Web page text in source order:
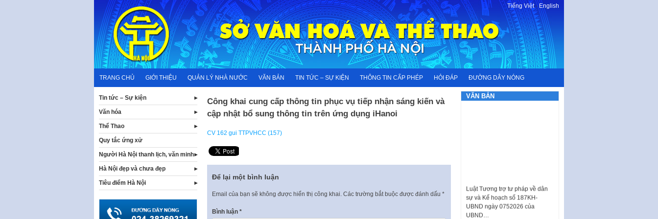
content
Tiếng Việt-English
TRANG CHỦ GIỚI THIỆU QUẢN LÝ NHÀ NƯỚC VĂN BẢN TIN TỨC – SỰ KIỆN THÔNG TIN CẤP PHÉP HỎI ĐÁP ĐƯỜNG DÂY NÓNG
Công khai cung cấp thông tin phục vụ tiếp nhận sáng kiến và
cập nhật bổ sung thông tin trên ứng dụng iHanoi
CV 162 gui TTPVHCC (157)
Để lại một bình luận
Email của bạn sẽ không được hiển thị công khai. Các trường bắt buộc được đánh dấu *
Bình luận *
Tin tức – Sự kiện
Văn hóa
Thể Thao
Quy tắc ứng xử
Người Hà Nội thanh lịch, văn minh
Hà Nội đẹp và chưa đẹp
Tiêu điểm Hà Nội
VĂN BẢN
sự và Kế hoạch số 187KH-
UBND ngày 0752026 của
UBND…